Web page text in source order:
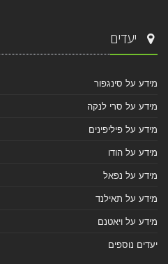
יעדים
מידע על סינגפור
מידע על סרי לנקה
מידע על פיליפינים
מידע על הודו
מידע על נפאל
מידע על תאילנד
מידע על ויאטנם
יעדים נוספים